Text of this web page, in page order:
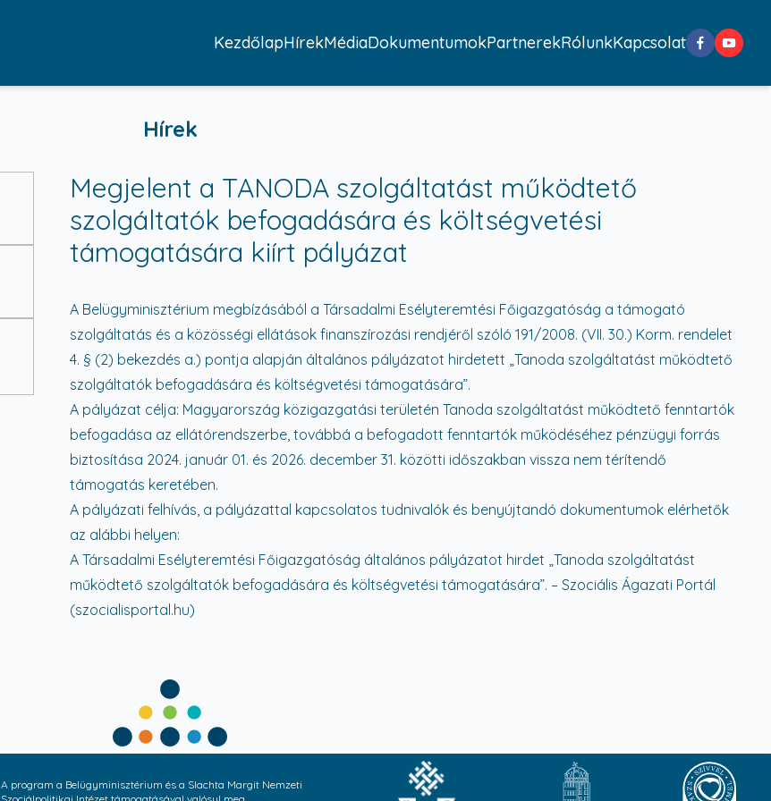
KezdőlapHírekMédiaDokumentumokPartnerekRólunkKapcsolat
Hírek
Megjelent a TANODA szolgáltatást működtető
szolgáltatók befogadására és költségvetési
támogatására kiírt pályázat
A Belügyminisztérium megbízásából a Társadalmi Esélyteremtési Főigazgatóság a támogató
szolgáltatás és a közösségi ellátások finanszírozási rendjéről szóló 191/2008. (VII. 30.) Korm. rendelet
4. § (2) bekezdés a.) pontja alapján általános pályázatot hirdetett „Tanoda szolgáltatást működtető
szolgáltatók befogadására és költségvetési támogatására”.
A pályázat célja: Magyarország közigazgatási területén Tanoda szolgáltatást működtető fenntartók
befogadása az ellátórendszerbe, továbbá a befogadott fenntartók működéséhez pénzügyi forrás
biztosítása 2024. január 01. és 2026. december 31. közötti időszakban vissza nem térítendő
támogatás keretében.
A pályázati felhívás, a pályázattal kapcsolatos tudnivalók és benyújtandó dokumentumok elérhetők
az alábbi helyen:
A Társadalmi Esélyteremtési Főigazgatóság általános pályázatot hirdet „Tanoda szolgáltatást
működtető szolgáltatók befogadására és költségvetési támogatására”. – Szociális Ágazati Portál
(szocialisportal.hu)
A program a Belügyminisztérium és a Slachta Margit Nemzeti